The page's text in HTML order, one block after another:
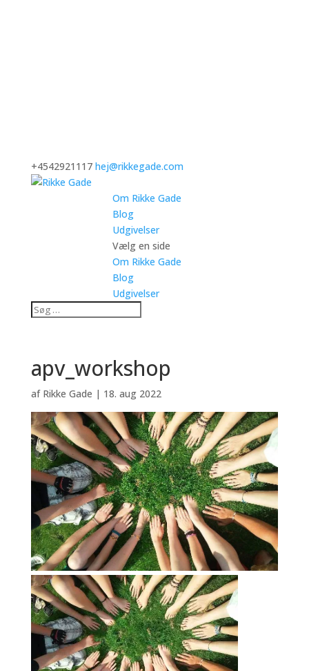
+4542921117 hej@rikkegade.com
Om Rikke Gade
Blog
Udgivelser
Vælg en side
Om Rikke Gade
Blog
Udgivelser
apv_workshop
af Rikke Gade | 18. aug 2022